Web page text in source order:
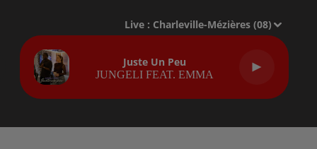
Live : Charleville-Mézières (08)
Juste Un Peu
JUNGELI FEAT. EMMA